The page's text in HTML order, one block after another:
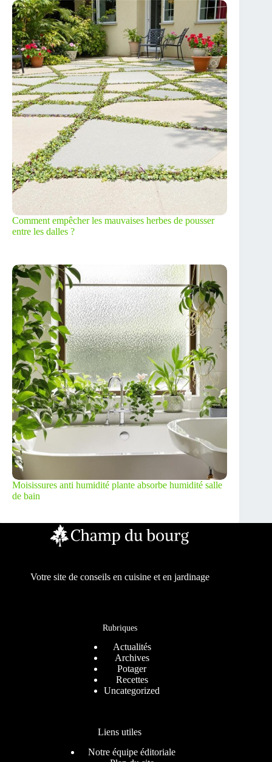
Comment empêcher les mauvaises herbes de pousser
entre les dalles ?
Moisissures anti humidité plante absorbe humidité salle
de bain
Votre site de conseils en cuisine et en jardinage
Rubriques
Actualités
Archives
Potager
Recettes
Uncategorized
Liens utiles
Notre équipe éditoriale